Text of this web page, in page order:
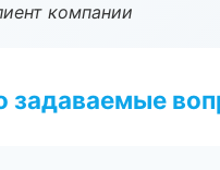
компании
задаваемые